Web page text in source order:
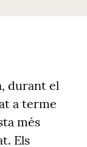
durant el
a terme
més
Els